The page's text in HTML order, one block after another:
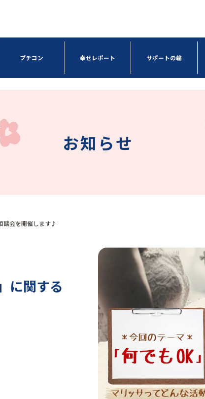
プチコン 幸せレポート サポートの輪
お知らせ
談会を開催します♪
に関する